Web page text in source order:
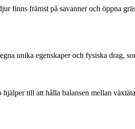
finns främst på savanner och öppna
unika egenskaper och fysiska drag,
till att hålla balansen mellan